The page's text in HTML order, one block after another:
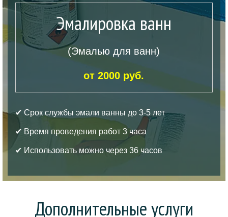
Эмалировка ванн
(Эмалью для ванн)
от 2000 руб.
✔ Срок службы эмали ванны до 3-5 лет
✔ Время проведения работ 3 часа
✔ Использовать можно через 36 часов
Дополнительные услуги